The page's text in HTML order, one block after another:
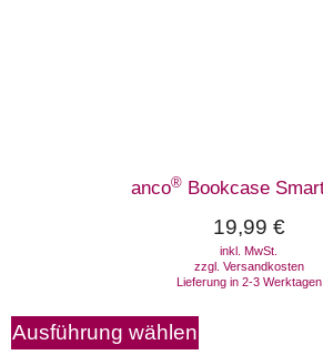
anco® Bookcase
19,99 €
inkl. MwSt.
zzgl. Versandkosten
Lieferung in 2-3 Werktagen
Ausführung wählen